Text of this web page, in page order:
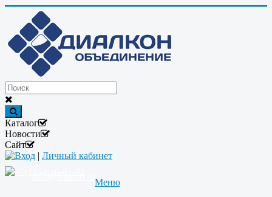
Каталог
Новости
Сайт
Вход | Личный кабинет
Меню